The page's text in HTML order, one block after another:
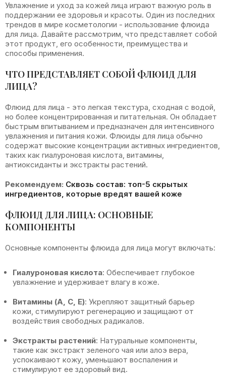
Увлажнение и уход за кожей лица играют важную роль в
поддержании ее здоровья и красоты. Один из последних
трендов в мире косметологии - использование флюида
для лица. Давайте рассмотрим, что представляет собой
этот продукт, его особенности, преимущества и
способы применения.
ЧТО ПРЕДСТАВЛЯЕТ СОБОЙ ФЛЮИД ДЛЯ
ЛИЦА?
Флюид для лица - это легкая текстура, сходная с водой,
но более концентрированная и питательная. Он обладает
быстрым впитыванием и предназначен для интенсивного
увлажнения и питания кожи. Флюиды для лица обычно
содержат высокие концентрации активных ингредиентов,
таких как гиалуроновая кислота, витамины,
антиоксиданты и экстракты растений.
Рекомендуем: Сквозь состав: топ-5 скрытых
ингредиентов, которые вредят вашей коже
ФЛЮИД ДЛЯ ЛИЦА: ОСНОВНЫЕ
КОМПОНЕНТЫ
Основные компоненты флюида для лица могут включать:
Гиалуроновая кислота: Обеспечивает глубокое
увлажнение и удерживает влагу в коже.
Витамины (A, С, Е): Укрепляют защитный барьер
кожи, стимулируют регенерацию и защищают от
воздействия свободных радикалов.
Экстракты растений: Натуральные компоненты,
такие как экстракт зеленого чая или алоэ вера,
успокаивают кожу, уменьшают воспаления и
стимулируют ее здоровый вид.